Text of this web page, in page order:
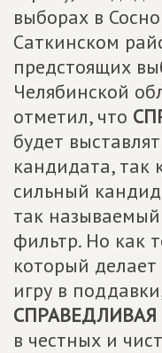
выборах в
Саткинском
предстоящих
Челябинской
отметил, что
будет
кандидата, так
сильный
так
фильтр. Но как
который
игру в
СПРАВЕДЛИВАЯ
в честных и